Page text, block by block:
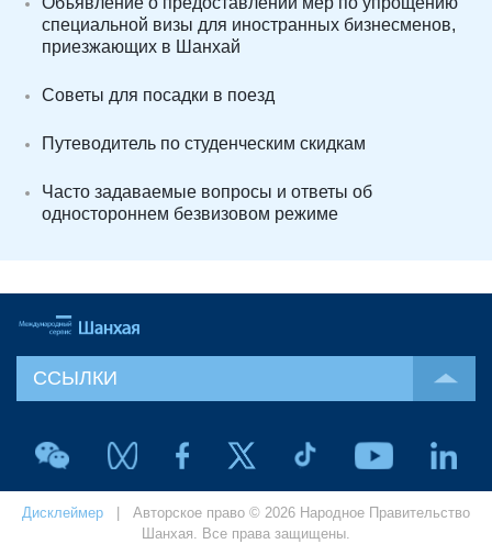
специальной визы для иностранных бизнесменов,
приезжающих в Шанхай
Советы для посадки в поезд
Путеводитель по студенческим скидкам
Часто задаваемые вопросы и ответы об
одностороннем безвизовом режиме
ССЫЛКИ
Дисклеймер | Авторское право © 2026 Народное Правительство
Шанхая. Все права защищены.